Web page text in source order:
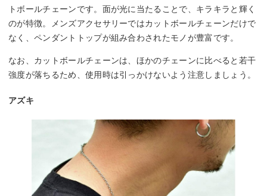
トボールチェーンです。面が光に当たることで、キラキラと輝く
のが特徴。メンズアクセサリーではカットボールチェーンだけで
なく、ペンダントトップが組み合わされたモノが豊富です。
なお、カットボールチェーンは、ほかのチェーンに比べると若干
強度が落ちるため、使用時は引っかけないよう注意しましょう。
アズキ